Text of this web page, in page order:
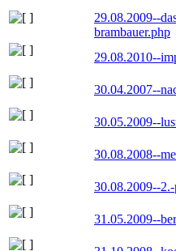
29.08.2009--
brambauer.php
29.08.2010--
30.04.2007--
30.05.2009--
30.08.2008--
30.08.2009--
31.05.2009--